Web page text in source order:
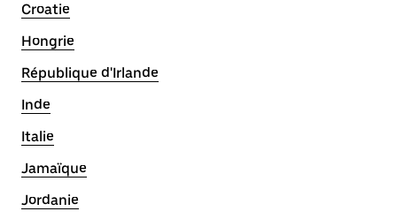
Croatie
Hongrie
République d'Irlande
Inde
Italie
Jamaïque
Jordanie